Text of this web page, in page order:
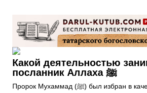
Какой деятельностью
посланник Аллаха ﷺ
Пророк Мухаммад (ﷺ) был избран в качестве посланника